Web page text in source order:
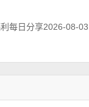
每日分享2026-08-03